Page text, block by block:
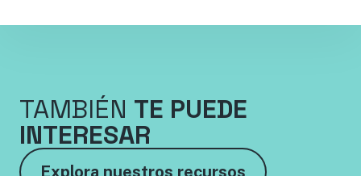
TAMBIÉN TE PUEDE
INTERESAR
Explora nuestros recursos